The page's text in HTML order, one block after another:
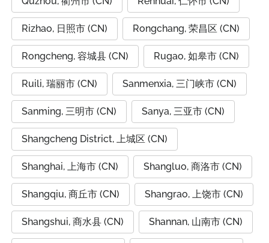
Rizhao, 日照市 (CN) Rongchang, 荣昌区 (CN)
Rongcheng, 容城县 (CN) Rugao, 如皋市 (CN)
Ruili, 瑞丽市 (CN) Sanmenxia, 三门峡市 (CN)
Sanming, 三明市 (CN) Sanya, 三亚市 (CN)
Shangcheng District, 上城区 (CN)
Shanghai, 上海市 (CN) Shangluo, 商洛市 (CN)
Shangqiu, 商丘市 (CN) Shangrao, 上饶市 (CN)
Shangshui, 商水县 (CN) Shannan, 山南市 (CN)